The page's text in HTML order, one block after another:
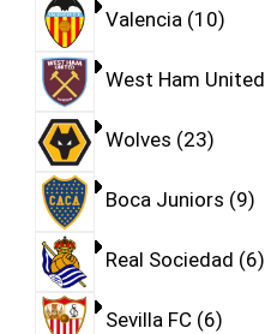
Valencia 10
West Ham United
Wolves 23
Boca Juniors 9
Real Sociedad 6
Sevilla FC 6